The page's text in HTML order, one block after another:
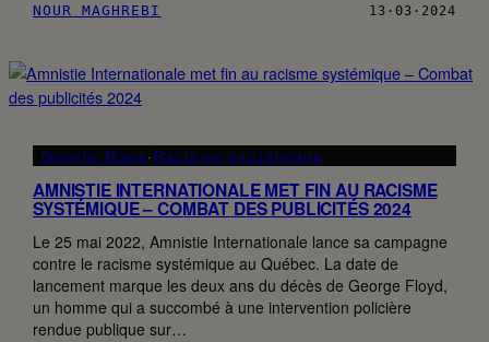
NOUR MAGHREBI 13·03·2024
Google Maps · Racisme systémique
AMNISTIE INTERNATIONALE MET FIN AU RACISME
SYSTÉMIQUE – COMBAT DES PUBLICITÉS 2024
Le 25 mai 2022, Amnistie Internationale lance sa campagne
contre le racisme systémique au Québec. La date de
lancement marque les deux ans du décès de George Floyd,
un homme qui a succombé à une intervention policière
rendue publique sur…